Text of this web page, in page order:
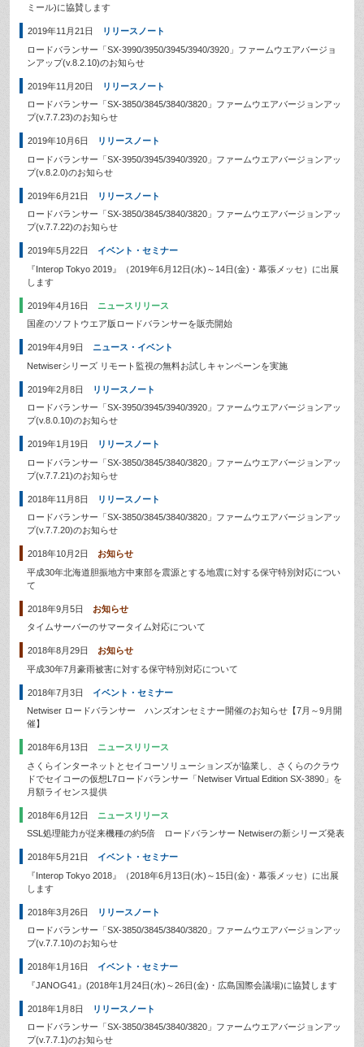
ミール)に協賛します
2019年11月21日
リリースノート
ロードバランサー「SX-3990/3950/3945/3940/3920」ファームウエアバージョ
ンアップ(v.8.2.10)のお知らせ
2019年11月20日
リリースノート
ロードバランサー「SX-3850/3845/3840/3820」ファームウエアバージョンアッ
プ(v.7.7.23)のお知らせ
2019年10月6日
リリースノート
ロードバランサー「SX-3950/3945/3940/3920」ファームウエアバージョンアッ
プ(v.8.2.0)のお知らせ
2019年6月21日
リリースノート
ロードバランサー「SX-3850/3845/3840/3820」ファームウエアバージョンアッ
プ(v.7.7.22)のお知らせ
2019年5月22日
イベント・セミナー
『Interop Tokyo 2019』（2019年6月12日(水)～14日(金)・幕張メッセ）に出展
します
2019年4月16日
ニュースリリース
国産のソフトウエア版ロードバランサーを販売開始
2019年4月9日
ニュース・イベント
Netwiserシリーズ リモート監視の無料お試しキャンペーンを実施
2019年2月8日
リリースノート
ロードバランサー「SX-3950/3945/3940/3920」ファームウエアバージョンアッ
プ(v.8.0.10)のお知らせ
2019年1月19日
リリースノート
ロードバランサー「SX-3850/3845/3840/3820」ファームウエアバージョンアッ
プ(v.7.7.21)のお知らせ
2018年11月8日
リリースノート
ロードバランサー「SX-3850/3845/3840/3820」ファームウエアバージョンアッ
プ(v.7.7.20)のお知らせ
2018年10月2日
お知らせ
平成30年北海道胆振地方中東部を震源とする地震に対する保守特別対応につい
て
2018年9月5日
お知らせ
タイムサーバーのサマータイム対応について
2018年8月29日
お知らせ
平成30年7月豪雨被害に対する保守特別対応について
2018年7月3日
イベント・セミナー
Netwiser ロードバランサー ハンズオンセミナー開催のお知らせ【7月～9月開
催】
2018年6月13日
ニュースリリース
さくらインターネットとセイコーソリューションズが協業し、さくらのクラウ
ドでセイコーの仮想L7ロードバランサー「Netwiser Virtual Edition SX-3890」を
月額ライセンス提供
2018年6月12日
ニュースリリース
SSL処理能力が従来機種の約5倍 ロードバランサー Netwiserの新シリーズ発表
2018年5月21日
イベント・セミナー
『Interop Tokyo 2018』（2018年6月13日(水)～15日(金)・幕張メッセ）に出展
します
2018年3月26日
リリースノート
ロードバランサー「SX-3850/3845/3840/3820」ファームウエアバージョンアッ
プ(v.7.7.10)のお知らせ
2018年1月16日
イベント・セミナー
『JANOG41』(2018年1月24日(水)～26日(金)・広島国際会議場)に協賛します
2018年1月8日
リリースノート
ロードバランサー「SX-3850/3845/3840/3820」ファームウエアバージョンアッ
プ(v.7.7.1)のお知らせ